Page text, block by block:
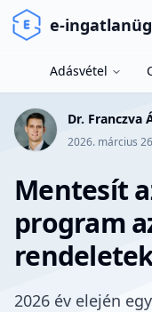
e-
Adásvétel
Dr. Franczva
2026. március
Mentesít
program
2026 év elején